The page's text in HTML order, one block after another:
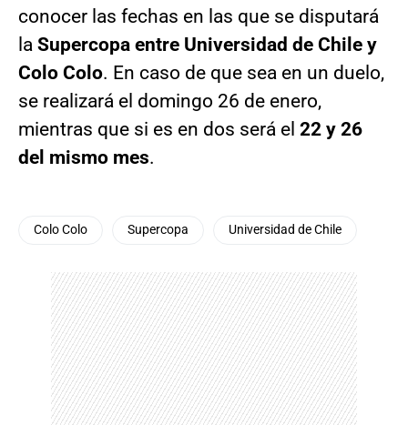
conocer las fechas en las que se disputará
la Supercopa entre Universidad de Chile y
Colo Colo. En caso de que sea en un duelo,
se realizará el domingo 26 de enero,
mientras que si es en dos será el 22 y 26
del mismo mes.
Colo Colo Supercopa Universidad de Chile